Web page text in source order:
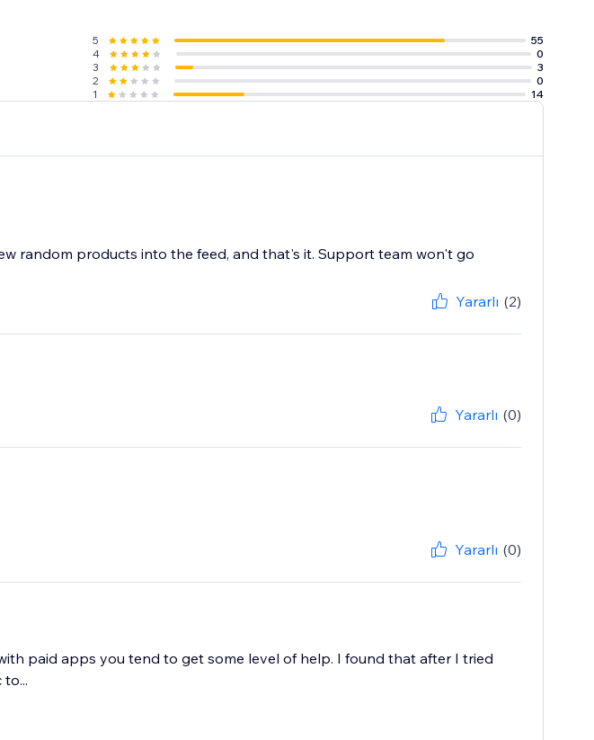
5
55
4
0
3
3
2
0
1
14
random products into the feed, and that's it. Support team won't go
Yararlı (2)
Yararlı (0)
Yararlı (0)
paid apps you tend to get some level of help. I found that after I tried